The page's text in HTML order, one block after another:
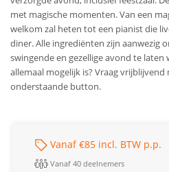
met magische momenten. Van een
welkom zal heten tot een pianist die
diner. Alle ingrediënten zijn aanwezig
swingende en gezellige avond te
allemaal mogelijk is? Vraag
onderstaande button.
Vanaf €85 incl. BTW p.p.
Vanaf 40 deelnemers